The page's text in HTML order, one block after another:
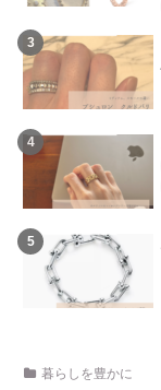
暮らしを豊かに